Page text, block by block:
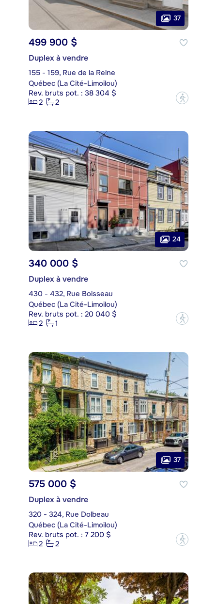
37
499 900 $
Duplex à vendre
155 - 159, Rue de la Reine
Québec (La Cité-Limoilou)
Rev. bruts pot. : 38 304 $
2
2 ?
24
340 000 $
Duplex à vendre
430 - 432, Rue Boisseau
Québec (La Cité-Limoilou)
Rev. bruts pot. : 20 040 $
2
1 ?
37
575 000 $
Duplex à vendre
320 - 324, Rue Dolbeau
Québec (La Cité-Limoilou)
Rev. bruts pot. : 7 200 $
2
2 ?